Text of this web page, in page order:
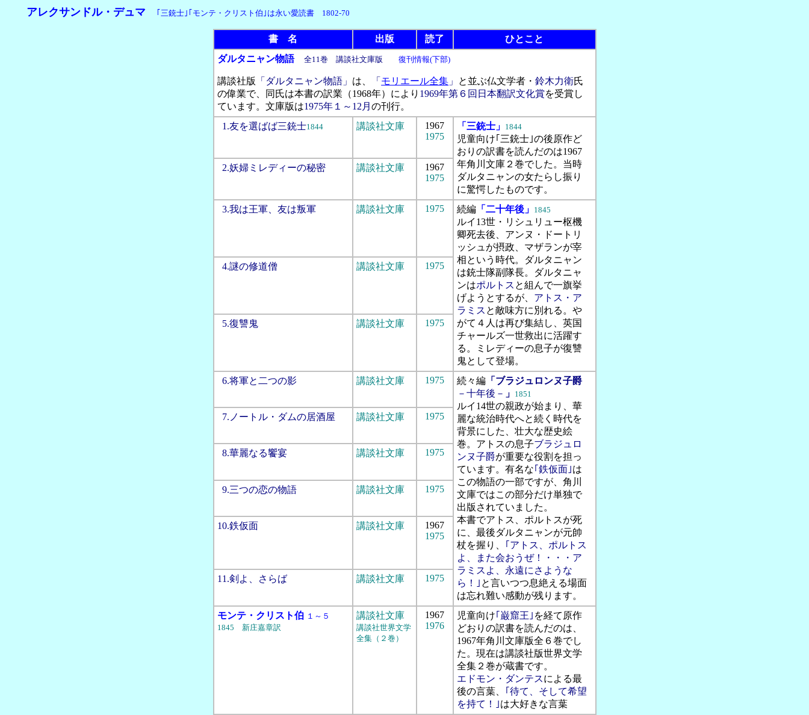
アレクサンドル・デュマ ｢三銃士｣｢モンテ・クリスト伯｣は永い愛読書 1802-70
書 名 出版 読了
ひとこと
ダルタニャン物語
全11巻 講談社文庫版復刊情報(下部)
講談社版 「ダルタニャン物語」 は、 「 モリエール全集 」 と並ぶ仏文学者・鈴木力衛氏
の偉業で、同氏は本書の訳業（1968年）により 1969年第６回日本翻訳文化賞を受賞し
ています。文庫版は1975年１～12月の刊行。
1.友を選ばば三銃士1844 講談社文庫
1967
1975
「三銃士」 1844
児童向け｢三銃士｣の後原作ど
おりの訳書を読んだのは1967
年角川文庫２巻でした。当時
ダルタニャンの女たらし振り
に驚愕したものです。
2.妖婦ミレディーの秘密 講談社文庫
1967
1975
03.我は王軍、友は叛軍 講談社文庫 1975 続編 「二十年後」 1845
ルイ13世・リシュリュー枢機
卿死去後、アンヌ・ドートリ
ッシュが摂政、マザランが宰
相という時代。ダルタニャン
は銃士隊副隊長。ダルタニャ
ンはポルトス と組んで一旗挙
げようとするが、 アトス・ア
ラミス と敵味方に別れる。や
がて４人は再び集結し、英国
チャールズ一世救出に活躍す
る。ミレディーの息子が復讐
鬼として登場。
04.謎の修道僧 講談社文庫 1975
5.復讐鬼 講談社文庫 1975
06.将軍と二つの影 講談社文庫 1975 続々編 「ブラジュロンヌ子爵
－十年後－ 」 1851
ルイ14世の親政が始まり、華
麗な統治時代へと続く時代を
背景にした、壮大な歴史絵
巻。アトスの息子ブラジュロ
ンヌ子爵が重要な役割を担っ
ています。有名な｢鉄仮面｣は
この物語の一部ですが、角川
文庫ではこの部分だけ単独で
出版されていました。
本書でアトス、ポルトスが死
に、最後ダルタニャンが元帥
杖を握り、
｢アトス、ポルトス
よ、また会おうぜ！・・・ア
ラミスよ、永遠にさような
ら！｣ と言いつつ息絶える場面
は忘れ難い感動が残ります。
7.ノートル・ダムの居酒屋 講談社文庫 1975
08.華麗なる饗宴 講談社文庫 1975
09.三つの恋の物語 講談社文庫 1975
10.鉄仮面 講談社文庫
1967
1975
11.剣よ、さらば 講談社文庫 1975
モンテ・クリスト伯 １～５
1845 新庄嘉章訳
講談社文庫
講談社世界文学
全集（２巻）
1967
1976
児童向け｢巌窟王｣ を経て原作
どおりの訳書を読んだのは、
1967年角川文庫版全６巻でし
た。現在は講談社版世界文学
全集２巻が蔵書です。
エドモン・ダンテスによる最
後の言葉、
｢待て、そして希望
を持て！｣は大好きな言葉